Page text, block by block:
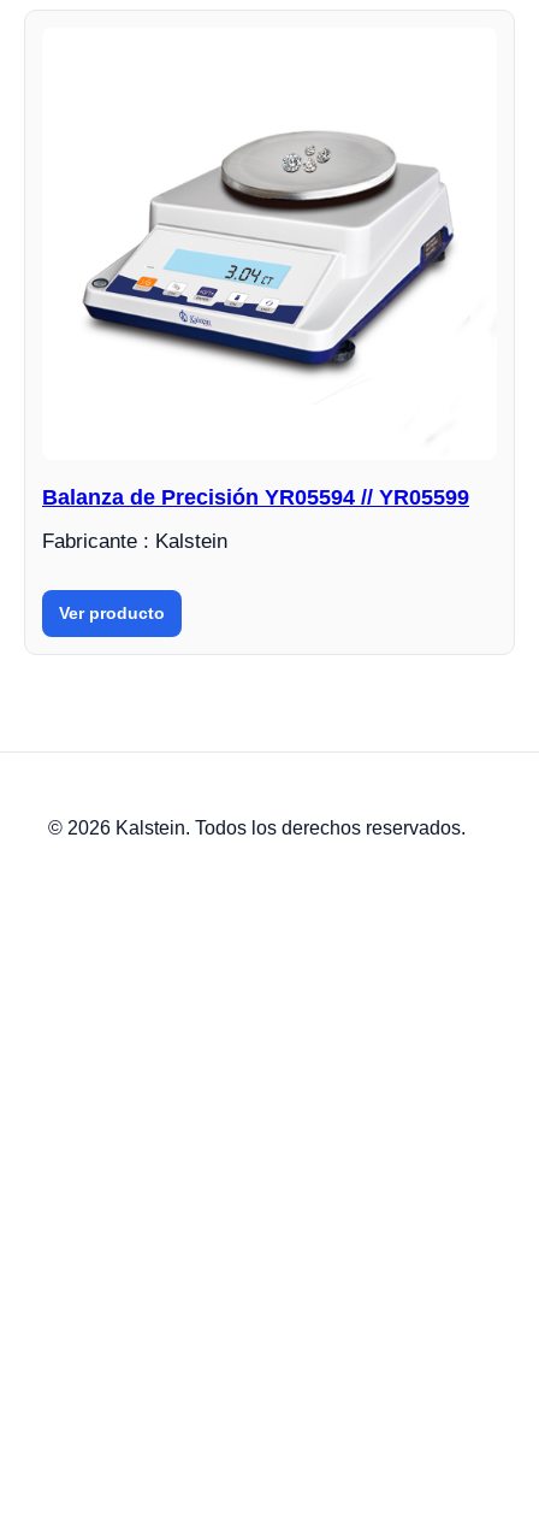
Balanza de Precisión YR05594 // YR05599
Fabricante : Kalstein
Ver producto
© 2026 Kalstein. Todos los derechos reservados.